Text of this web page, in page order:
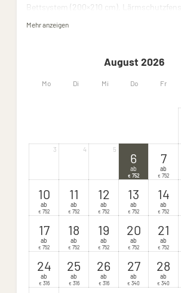
Bettsystem (200×210 cm),
Dusch-WC, Nespresso Maschine, Sack-It
Mehr anzeigen
Mo Di Mi Do Fr
August 2026
3 4 5
6
ab
€ 752
7
ab
€ 752
10
ab
€ 752
11
ab
€ 752
12
ab
€ 752
13
ab
€ 752
14
ab
€ 752
17
ab
€ 752
18
ab
€ 752
19
ab
€ 752
20
ab
€ 752
21
ab
€ 752
24
ab
€ 316
25
ab
€ 316
26
ab
€ 316
27
ab
€ 340
28
ab
€ 340